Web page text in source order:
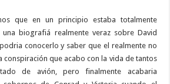
que en un principio estaba totalmente
biografiá realmente veraz sobre David
conocerlo y saber que el realmente no
conspiración que acabo con la vida de tantos
de avión, pero finalmente acabaria